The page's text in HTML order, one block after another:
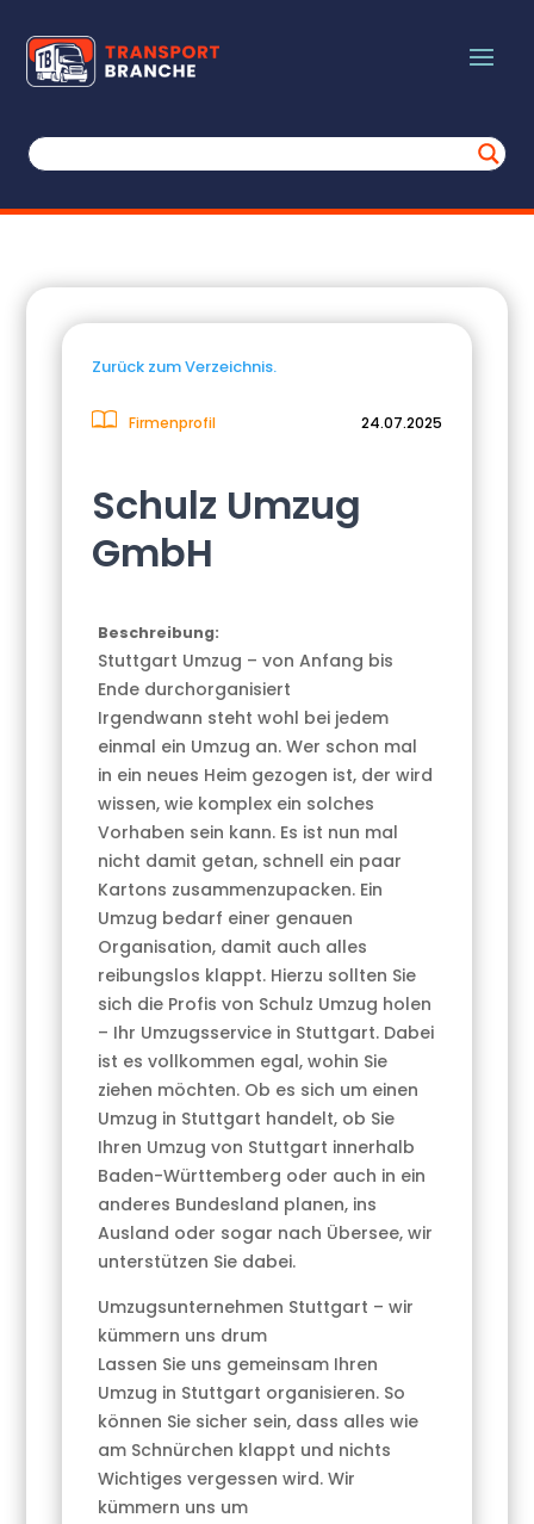
Zurück zum Verzeichnis.
Firmenprofil 24.07.2025
Schulz Umzug
GmbH
Beschreibung:
Stuttgart Umzug – von Anfang bis
Ende durchorganisiert
Irgendwann steht wohl bei jedem
einmal ein Umzug an. Wer schon mal
in ein neues Heim gezogen ist, der wird
wissen, wie komplex ein solches
Vorhaben sein kann. Es ist nun mal
nicht damit getan, schnell ein paar
Kartons zusammenzupacken. Ein
Umzug bedarf einer genauen
Organisation, damit auch alles
reibungslos klappt. Hierzu sollten Sie
sich die Profis von Schulz Umzug holen
– Ihr Umzugsservice in Stuttgart. Dabei
ist es vollkommen egal, wohin Sie
ziehen möchten. Ob es sich um einen
Umzug in Stuttgart handelt, ob Sie
Ihren Umzug von Stuttgart innerhalb
Baden-Württemberg oder auch in ein
anderes Bundesland planen, ins
Ausland oder sogar nach Übersee, wir
unterstützen Sie dabei.
Umzugsunternehmen Stuttgart – wir
kümmern uns drum
Lassen Sie uns gemeinsam Ihren
Umzug in Stuttgart organisieren. So
können Sie sicher sein, dass alles wie
am Schnürchen klappt und nichts
Wichtiges vergessen wird. Wir
kümmern uns um